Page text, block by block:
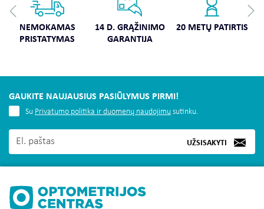
NEMOKAMAS
PRISTATYMAS
14 D. GRĄŽINIMO
GARANTIJA
20 METŲ PATIRTIS
GAUKITE NAUJAUSIUS PASIŪLYMUS PIRMI!
UŽSISAKYTI
Su Privatumo politika ir duomenų naudojimu sutinku.